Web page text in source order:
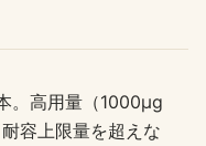
。高用量（1000μg
容上限量を超えな